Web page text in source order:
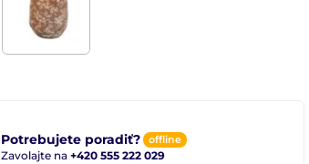
Potrebujete poradiť? offline
Zavolajte na +420 555 222 029